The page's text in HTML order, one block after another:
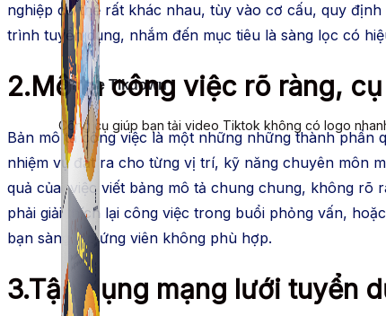
Simple Tikdown
Công cụ giúp bạn tải video Tiktok không có logo
nghiệp có thể rất khác nhau, tùy vào cơ cấu, quy
trình tuyển dụng, nhắm đến mục tiêu là sàng lọc có
2.Mô tả công việc rõ ràng,
Bản mô tả công việc là một những những thành
nhiệm vụ đặt ra cho từng vị trí, kỹ năng chuyên môn
quả của việc viết bảng mô tả chung chung, không rõ
phải giải thích lại công việc trong buổi phỏng vấn,
bạn sàng lọc ứng viên không phù hợp.
3.Tận dụng mạng lưới tuyển